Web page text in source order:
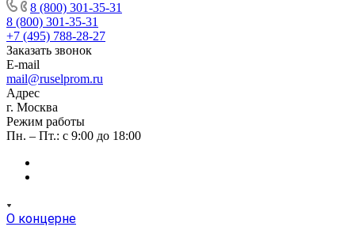
8 (800) 301-35-31
8 (800) 301-35-31
+7 (495) 788-28-27
Заказать звонок
E-mail
mail@ruselprom.ru
Адрес
г. Москва
Режим работы
Пн. – Пт.: с 9:00 до 18:00
О концерне